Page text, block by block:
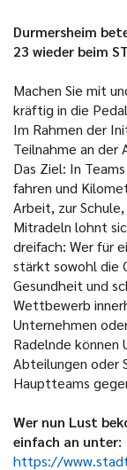
Durmersheim
23 wieder beim
Machen Sie mit
kräftig in die
Im Rahmen der
Teilnahme an der
Das Ziel: In
fahren und
Arbeit, zur
Mitradeln lohnt
dreifach: Wer für
stärkt sowohl die
Gesundheit und
Wettbewerb
Unternehmen
Radelnde
Abteilungen oder
Hauptteams
Wer nun Lust
einfach an unter:
https://